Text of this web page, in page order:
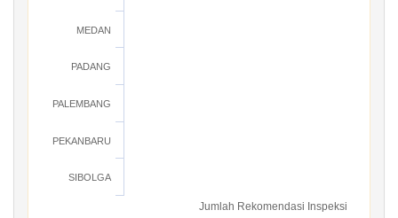
Jumlah Rekomendasi Inspeksi
MEDAN
PADANG
PALEMBANG
PEKANBARU
SIBOLGA